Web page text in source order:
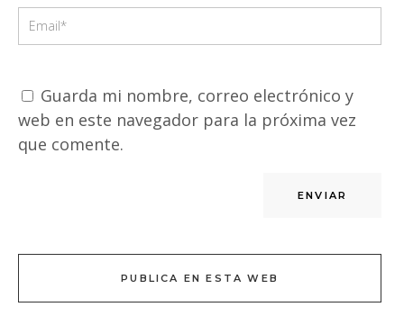
Guarda mi nombre, correo electrónico y
web en este navegador para la próxima vez
que comente.
PUBLICA EN ESTA WEB